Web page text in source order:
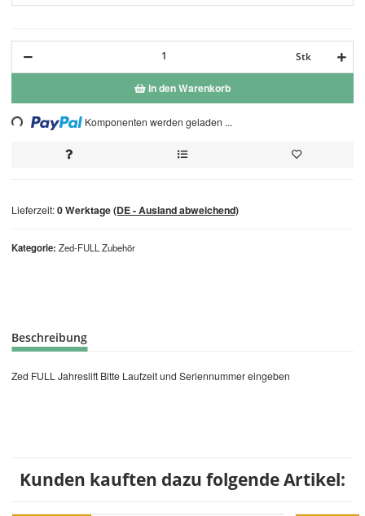
Kategorie Zed-FULL Zubehör
Stk
In den Warenkorb
Komponenten werden geladen ...
Lieferzeit:0 Werktage(DE - Ausland abweichend)
Beschreibung
Zed FULL Jahreslift Bitte Laufzeit und Seriennummer eingeben
Kunden kauften dazu folgende Artikel: